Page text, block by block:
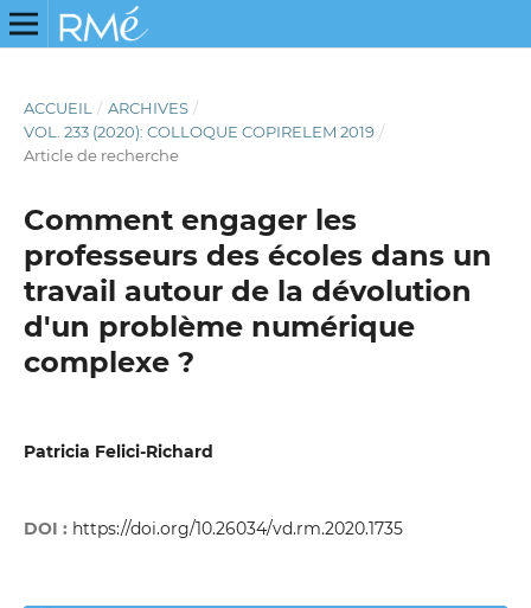
ACCUEIL / ARCHIVES /
VOL. 233 (2020): COLLOQUE COPIRELEM 2019 /
Article de recherche
Comment engager les
professeurs des écoles dans un
travail autour de la dévolution
d'un problème numérique
complexe ?
Patricia Felici-Richard
DOI : https://doi.org/10.26034/vd.rm.2020.1735